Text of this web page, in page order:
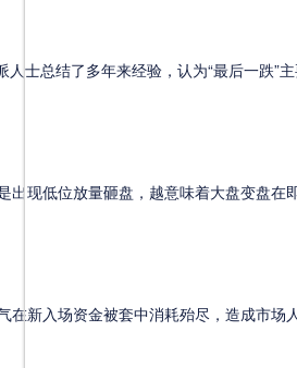
总结了多年来经验，认为“最后一跌”主
低位放量砸盘，越意味着大盘变盘在即
入场资金被套中消耗殆尽，造成市场人